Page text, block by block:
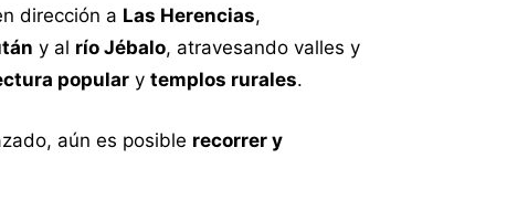
dirección a Las Herencias,
y al río Jébalo, atravesando valles y
popular y templos rurales.
aún es posible recorrer y